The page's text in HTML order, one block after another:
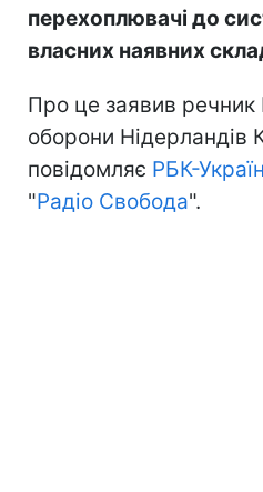
перехоплювачі до
власних наявних
Про це заявив речник
оборони Нідерландів
повідомляє РБК-
"Радіо Свобода".